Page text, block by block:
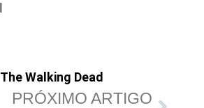
The Walking Dead
PRÓXIMO ARTIGO